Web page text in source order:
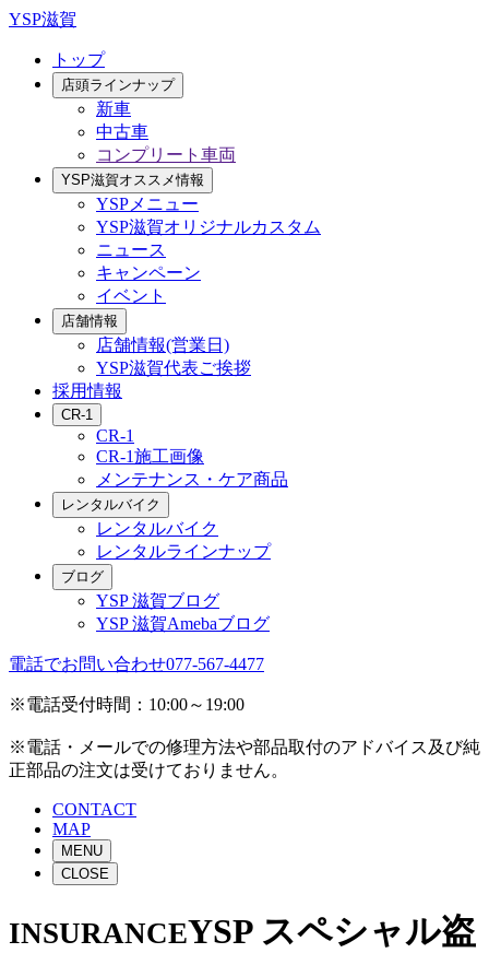
YSP滋賀
トップ
店頭ラインナップ
新車
中古車
コンプリート車両
YSP滋賀オススメ情報
YSPメニュー
YSP滋賀オリジナルカスタム
ニュース
キャンペーン
イベント
店舗情報
店舗情報(営業日)
YSP滋賀代表ご挨拶
採用情報
CR-1
CR-1
CR-1施工画像
メンテナンス・ケア商品
レンタルバイク
レンタルバイク
レンタルラインナップ
ブログ
YSP 滋賀ブログ
YSP 滋賀Amebaブログ
電話でお問い合わせ077-567-4477
※電話受付時間：10:00～19:00
※電話・メールでの修理方法や部品取付のアドバイス及び純
正部品の注文は受けておりません。
CONTACT
MAP
MENU
CLOSE
INSURANCEYSP スペシャル盗